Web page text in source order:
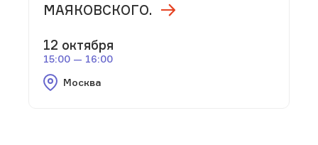
МАЯКОВСКОГО.
12 октября
15:00 — 16:00
Москва